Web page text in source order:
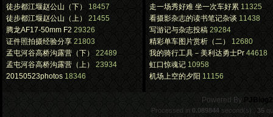
徒步都江堰赵公山（下）
18457
徒步都江堰赵公山（上）
21455
腾龙AF17-50mm F2 29326
证件照拍摄经验分享 21803
孟屯河谷高桥沟露营（下） 22489
孟屯河谷高桥沟露营（上）
23934
20150523photos 18346
走一场秀好难 坐一次车好累 11325
看摄影杂志的读书笔记杂谈 11438
写游记与杂志投稿 29284
精彩单车图片赏析（二）
12680
我的骑行工具－美利达勇士Pr 44618
虹口惊魂记 10958
机场上空的夕阳 11156
.
Powered By
Processed in 0.089844 second(s) , 35